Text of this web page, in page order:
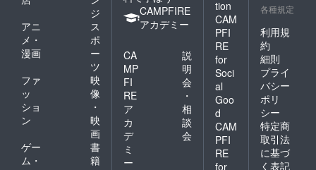
ジ
アニ
メ・
漫画
ス
ポ
ー
ツ
ファ
ッ
ショ
ン
映
像
・
映
画
ゲー
ム・
書
籍
CAMPFIRE
アカデミー
CA
MP
FI
RE
ア
カ
デ
ミ
ー
説
明
会
・
相
談
会
tion
CAM
PFI
RE
for
Soci
al
Goo
d
CAM
PFI
RE
for
各種規定
利用規
約
細則
プライ
バシー
ポリ
シー
特定商
取引法
に基づ
く表記